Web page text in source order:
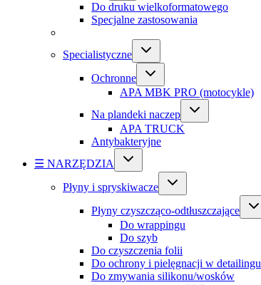
Do druku wielkoformatowego
Specjalne zastosowania
Specialistyczne
Ochronne
APA MBK PRO (motocykle)
Na plandeki naczep
APA TRUCK
Antybakteryjne
☰ NARZĘDZIA
Płyny i spryskiwacze
Płyny czyszcząco-odtłuszczające
Do wrappingu
Do szyb
Do czyszczenia folii
Do ochrony i pielęgnacji w detailingu
Do zmywania silikonu/wosków